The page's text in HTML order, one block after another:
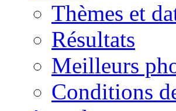
Thèmes et
Résultats
Meilleurs
Conditions